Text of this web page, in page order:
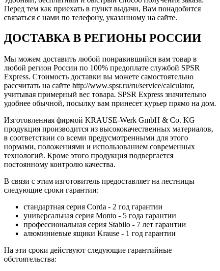
Перед тем как приехать в пункт выдачи, Вам понадобится
связаться с нами по телефону, указанному на сайте.
ДОСТАВКА В РЕГИОНЫ РОССИИ
Мы можем доставить любой понравившийся вам товар в
любой регион России по 100% предоплате службой SPSR
Express. Стоимость доставки вы можете самостоятельно
рассчитать на сайте http://www.spsr.ru/ru/service/calculator,
учитывая примерный вес товара. SPSR Express значительно
удобнее обычной, посылку вам принесет курьер прямо на дом.
Изготовленная фирмой KRAUSE-Werk GmbH & Со. KG
продукция производится из высококачественных материалов,
в соответствии со всеми предусмотренными для этого
нормами, положениями и использованием современных
технологий. Кроме этого продукция подвергается
постоянному контролю качества.
В связи с этим изготовитель предоставляет на лестницы
следующие сроки гарантии:
стандартная серия Corda - 2 год гарантии
универсальная серия Monto - 5 года гарантии
профессиональная серия Stabilo - 7 лет гарантии
алюминиевые ящики Krause - 1 год гарантии
На эти сроки действуют следующие гарантийные
обстоятельства: